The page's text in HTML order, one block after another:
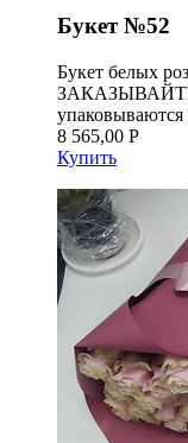
Букет №52
Букет белых
8 565,00 Р
Купить